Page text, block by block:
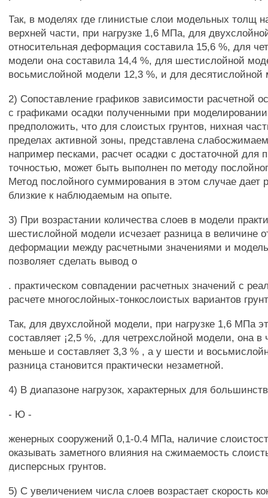
Так, в моделях где глинистые слои модельных толщ
верхней части, при нагрузке 1,6 МПа, для
относительная деформация составила 15,6 %, для
модели она составила 14,4 %, для шестислойной
восьмислойной модели 12,3 %, и для десятислойной
2) Сопоставление графиков зависимости расчетной
с графиками осадки полученными при
предположить, что для слоистых грунтов, нихная
пределах активной зоны, представлена
например песками, расчет осадки с достаточной для
точностью, может быть выполнен по методу
Метод послойного суммирования в этом случае дает
близкие к наблюдаемым на опыте.
3) При возрастании количества слоев в модели
шестислойной модели исчезает разница в величине
деформации между расчетными значениями и
позволяет сделать вывод о
. практическом совпадении расчетных значений с
расчете многослойных-тонкослоистых вариантов
Так, для двухслойной модели, при нагрузке 1,6 МПа
составляет ¡2,5 %, .для четрехслойной модели, она в
меньше и составляет 3,3 % , а у шести и
разница становится практически незаметной.
4) В диапазоне нагрузок, характерных для
- Ю -
женерных сооружений 0,1-0.4 МПа, наличие
оказывать заметного влияния на сжимаемость
дисперсных грунтов.
5) С увеличением числа слоев возрастает скорость